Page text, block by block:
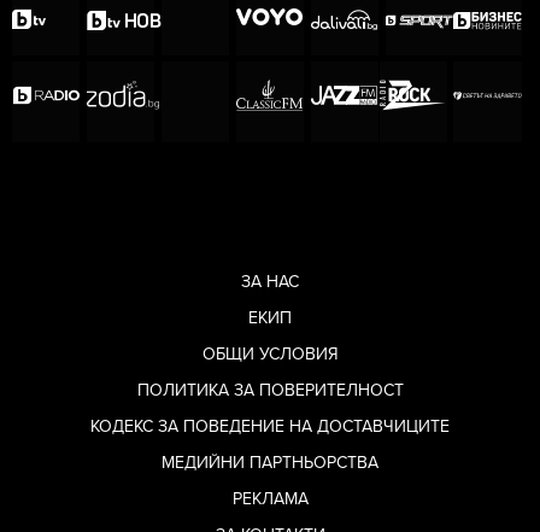
ЗА НАС
ЕКИП
ОБЩИ УСЛОВИЯ
ПОЛИТИКА ЗА ПОВЕРИТЕЛНОСТ
КОДЕКС ЗА ПОВЕДЕНИЕ НА ДОСТАВЧИЦИТЕ
МЕДИЙНИ ПАРТНЬОРСТВА
РЕКЛАМА